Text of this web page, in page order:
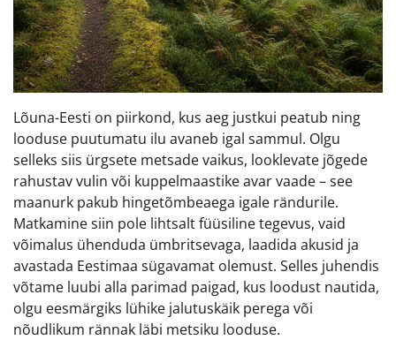
Lõuna-Eesti on piirkond, kus aeg justkui peatub ning
looduse puutumatu ilu avaneb igal sammul. Olgu
selleks siis ürgsete metsade vaikus, looklevate jõgede
rahustav vulin või kuppelmaastike avar vaade – see
maanurk pakub hingetõmbeaega igale rändurile.
Matkamine siin pole lihtsalt füüsiline tegevus, vaid
võimalus ühenduda ümbritsevaga, laadida akusid ja
avastada Eestimaa sügavamat olemust. Selles juhendis
võtame luubi alla parimad paigad, kus loodust nautida,
olgu eesmärgiks lühike jalutuskäik perega või
nõudlikum rännak läbi metsiku looduse.